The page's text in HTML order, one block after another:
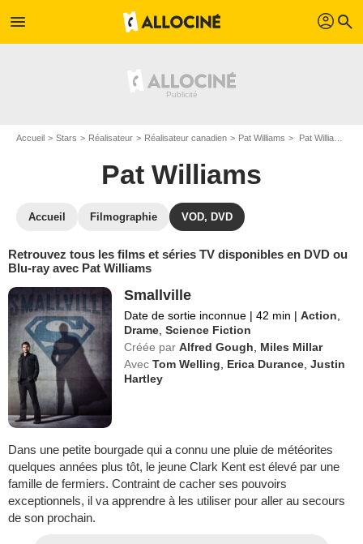
menu profil search
Accueil Stars Réalisateur Réalisateur canadien Pat Williams Pat Williams : ses Blu-Ray, DVD, VOD, SVOD
Pat Williams
Accueil Filmographie VOD, DVD
Retrouvez tous les films et séries TV disponibles en DVD ou
Blu-ray avec Pat Williams
Smallville
Date de sortie inconnue | 42 min | Action
Drame ,Science Fiction
Créée par Alfred Gough
Miles Millar
Avec Tom Welling Erica Durance ,Justin
Hartley
Dans une petite bourgade qui a connu une pluie de météorites
quelques années plus tôt, le jeune Clark Kent est élevé par une
famille de fermiers. Contraint de cacher ses pouvoirs
exceptionnels, il va apprendre à les utiliser pour aller au secours
de son prochain.